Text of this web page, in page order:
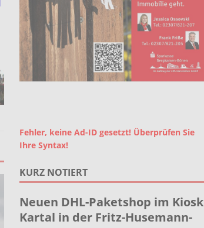
Fehler, keine Ad-ID gesetzt! Überprüfen Sie
Ihre Syntax!
KURZ NOTIERT
Neuen DHL-Paketshop im Kiosk
Kartal in der Fritz-Husemann-